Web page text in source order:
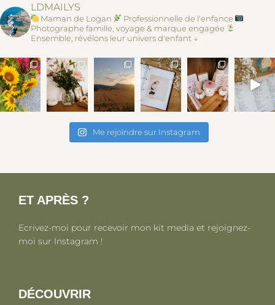
LDMAILYS
Maman de Logan
Professionnelle de l'enfance
Photographe famille, voyage & marque engagée
Ensemble, révélons leur univers d'enfant ↓
Me rejoindre sur Instagram
ET APRÈS ?
Ecrivez-moi pour recevoir mon kit media et rejoignez-
moi sur Instagram !
DÉCOUVRIR